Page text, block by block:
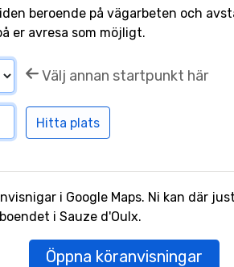
beroende på vägarbeten och
er avresa som möjligt.
Välj annan startpunkt här
i Google Maps. Ni kan där
i Sauze d'Oulx.
Öppna köranvisningar